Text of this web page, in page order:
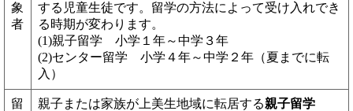
象
者
する児童生徒です。留学の方法によって受け入れでき
る時期が変わります。
(1)親子留学 小学１年～中学３年
(2)センター留学 小学４年～中学２年（夏までに転
入）
留
親子または家族が上美生地域に転居する親子留学